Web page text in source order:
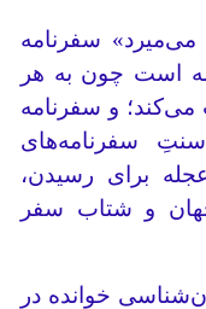
سفرنامه
است چون به هر
و سفرنامه
سفرنامه‌های
برای رسیدن،
و شتاب سفر
خوانده در